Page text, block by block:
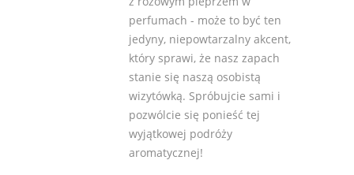
perfumach - może to być ten
jedyny, niepowtarzalny akcent,
który sprawi, że nasz zapach
stanie się naszą osobistą
wizytówką. Spróbujcie sami i
pozwólcie się ponieść tej
wyjątkowej podróży
aromatycznej!